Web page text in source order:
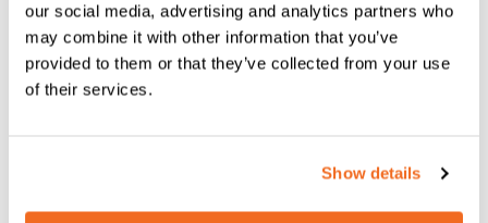
our social media, advertising and analytics partners who
may combine it with other information that you’ve
provided to them or that they’ve collected from your use
of their services.
Show details
Lessystèmes de soudage automatiséssont de plus en
plus technologiques et orientés vers unegrande
efficacité , grâce à un logiciel gérant les principales
fonctions.
contrôle